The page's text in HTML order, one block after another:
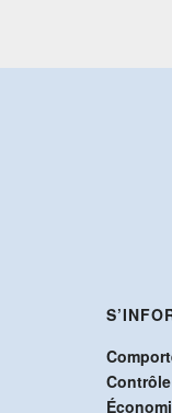
Contrôle